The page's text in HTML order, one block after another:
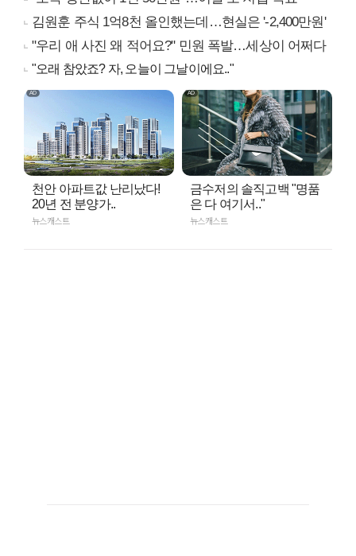
김원훈 주식 1억8천 올인했는데…현실은 '-2,400만원'
"우리 애 사진 왜 적어요?" 민원 폭발…세상이 어쩌다
"오래 참았죠? 자, 오늘이 그날이에요.."
천안 아파트값 난리났다!
20년 전 분양가..
뉴스캐스트
금수저의 솔직고백 "명품
은 다 여기서.."
뉴스캐스트